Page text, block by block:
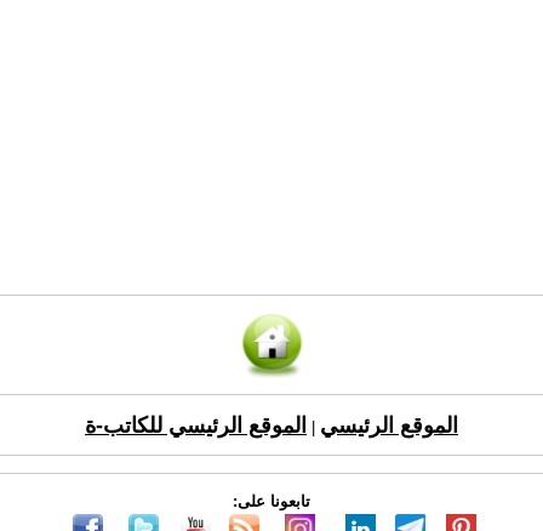
الموقع الرئيسي الموقع الرئيسي للكاتب-ة
تابعونا على: